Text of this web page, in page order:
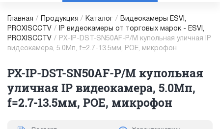
Главная / Продукция / Каталог /
Видеокамеры ESVI,
PROXISCCTV /
IP видеокамеры от торговых марок - ESVI,
PROXISCCTV /
PX-IP-DST-SN50AF-P/M купольная уличная IP
видеокамера, 5.0Мп, f=2.7-13.5мм, POE, микрофон
PX-IP-DST-SN50AF-P/M купольная
уличная IP видеокамера, 5.0Мп,
f=2.7-13.5мм, POE, микрофон